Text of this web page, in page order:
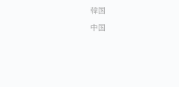
韓国
中国